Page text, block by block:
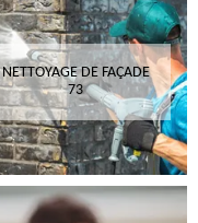
NETTOYAGE DE FAÇADE
73